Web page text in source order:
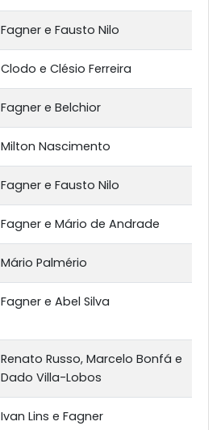
Fagner e Fausto Nilo
Clodo e Clésio Ferreira
Fagner e Belchior
Milton Nascimento
Fagner e Fausto Nilo
Fagner e Mário de Andrade
Mário Palmério
Fagner e Abel Silva
Renato Russo, Marcelo Bonfá e
Dado Villa-Lobos
Ivan Lins e Fagner